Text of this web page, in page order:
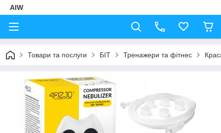
AIW
Товари та послуги БІТ Тренажери та фітнес